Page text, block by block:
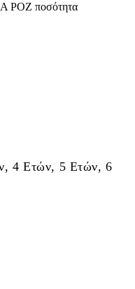
ποσότητα
4 Ετών, 5 Ετών, 6